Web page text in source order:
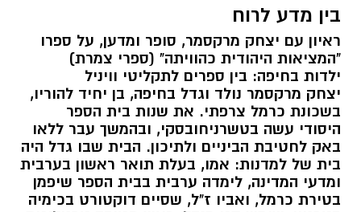
בין מדע לרוח
ראיון עם יצחק מרקסמר, סופר ומדען, על ספרו
"המציאות היהודית כהוויתה" (ספרי צמרת)
ילדות בחיפה: בין ספרים לתקליטי וויניל
יצחק מרקסמר נולד וגדל בחיפה, בן יחיד להוריו,
בשכונת כרמל צרפתי. את שנות בית הספר
היסודי עשה בטשרניחובסקי, ובהמשך עבר ללאו
באק לחטיבת הביניים ולתיכון. הבית שבו גדל היה
בית של למדנות: אמו, בעלת תואר ראשון בערבית
ומדעי המדינה, לימדה ערבית בבית הספר שיפמן
בטירת כרמל, ואביו ז"ל, שסיים דוקטורט בכימיה